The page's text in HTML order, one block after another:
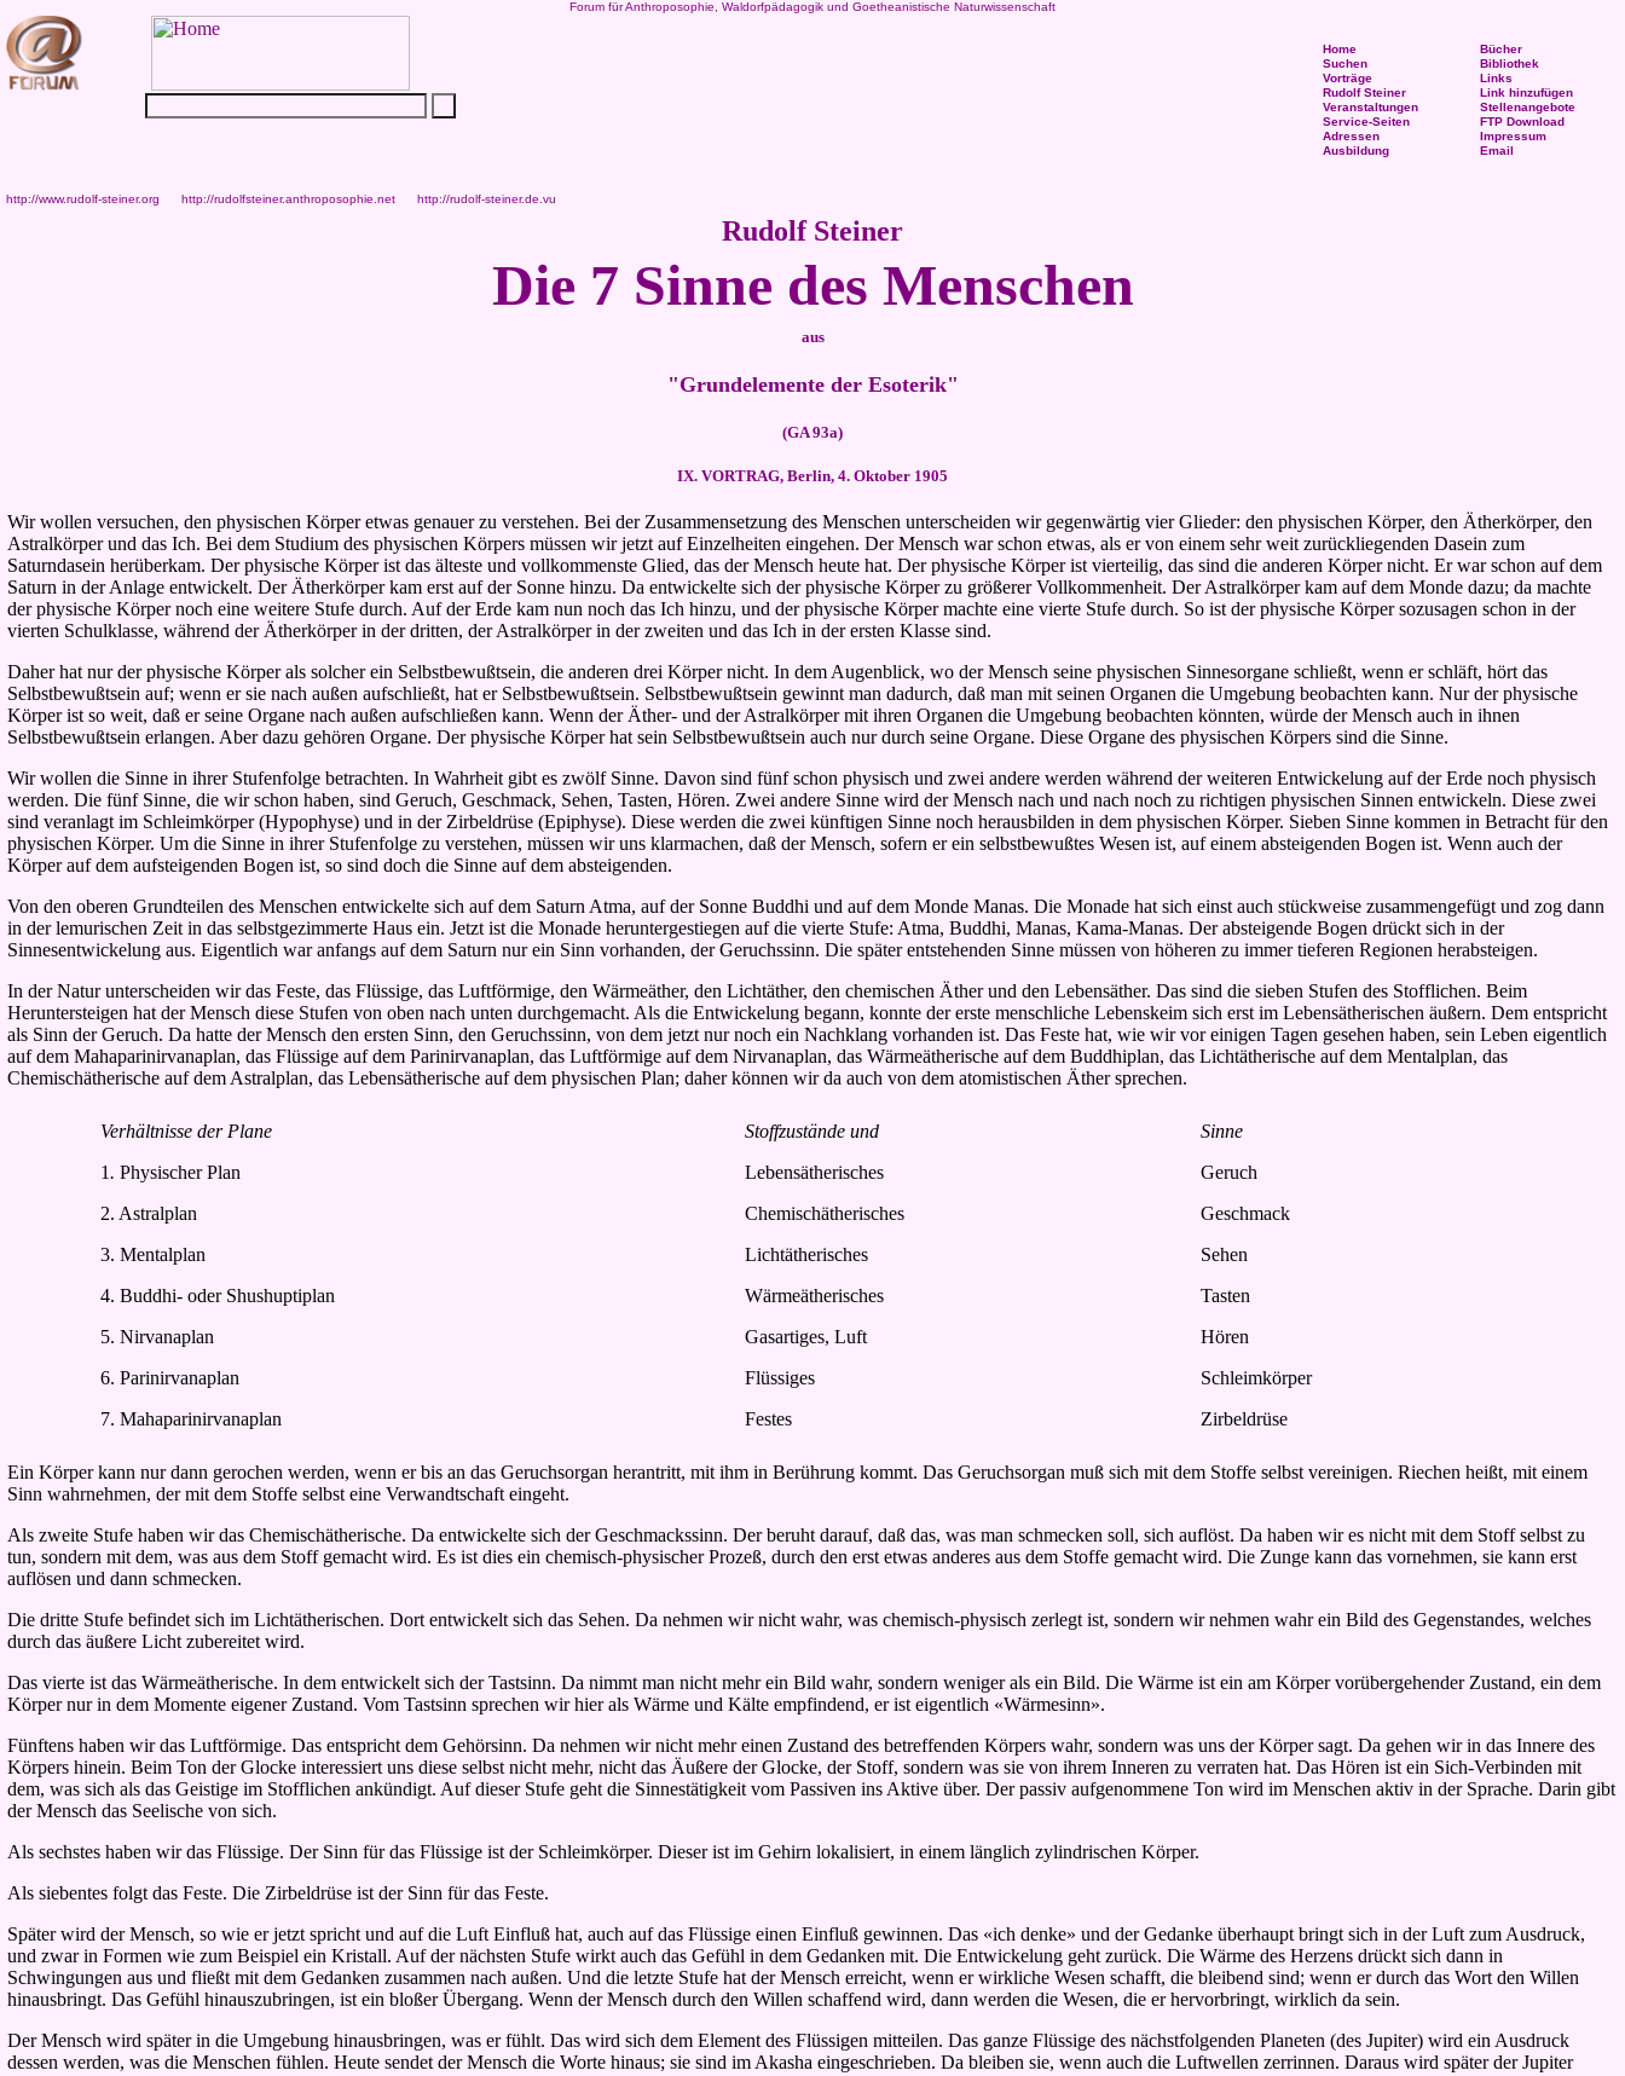
Forum für Anthroposophie, Waldorfpädagogik und Goetheanistische Naturwissenschaft
Home
Suchen
Vorträge
Rudolf Steiner
Veranstaltungen
Service-Seiten
Adressen
Ausbildung
Bücher
Bibliothek
Links
Link hinzufügen
Stellenangebote
FTP Download
Impressum
Email
http://www.rudolf-steiner.org http://rudolfsteiner.anthroposophie.net http://rudolf-steiner.de.vu
Rudolf Steiner
Die 7 Sinne des Menschen
aus
"Grundelemente der Esoterik"
(GA 93a)
IX. VORTRAG, Berlin, 4. Oktober 1905
Wir wollen versuchen, den physischen Körper etwas genauer zu verstehen. Bei der Zusammensetzung des Menschen unterscheiden wir gegenwärtig vier Glieder: den physischen Körper, den Ätherkörper, den
Astralkörper und das Ich. Bei dem Studium des physischen Körpers müssen wir jetzt auf Einzelheiten eingehen. Der Mensch war schon etwas, als er von einem sehr weit zurückliegenden Dasein zum
Saturndasein herüberkam. Der physische Körper ist das älteste und vollkommenste Glied, das der Mensch heute hat. Der physische Körper ist vierteilig, das sind die anderen Körper nicht. Er war schon auf dem
Saturn in der Anlage entwickelt. Der Ätherkörper kam erst auf der Sonne hinzu. Da entwickelte sich der physische Körper zu größerer Vollkommenheit. Der Astralkörper kam auf dem Monde dazu; da machte
der physische Körper noch eine weitere Stufe durch. Auf der Erde kam nun noch das Ich hinzu, und der physische Körper machte eine vierte Stufe durch. So ist der physische Körper sozusagen schon in der
vierten Schulklasse, während der Ätherkörper in der dritten, der Astralkörper in der zweiten und das Ich in der ersten Klasse sind.
Daher hat nur der physische Körper als solcher ein Selbstbewußtsein, die anderen drei Körper nicht. In dem Augenblick, wo der Mensch seine physischen Sinnesorgane schließt, wenn er schläft, hört das
Selbstbewußtsein auf; wenn er sie nach außen aufschließt, hat er Selbstbewußtsein. Selbstbewußtsein gewinnt man dadurch, daß man mit seinen Organen die Umgebung beobachten kann. Nur der physische
Körper ist so weit, daß er seine Organe nach außen aufschließen kann. Wenn der Äther- und der Astralkörper mit ihren Organen die Umgebung beobachten könnten, würde der Mensch auch in ihnen
Selbstbewußtsein erlangen. Aber dazu gehören Organe. Der physische Körper hat sein Selbstbewußtsein auch nur durch seine Organe. Diese Organe des physischen Körpers sind die Sinne.
Wir wollen die Sinne in ihrer Stufenfolge betrachten. In Wahrheit gibt es zwölf Sinne. Davon sind fünf schon physisch und zwei andere werden während der weiteren Entwickelung auf der Erde noch physisch
werden. Die fünf Sinne, die wir schon haben, sind Geruch, Geschmack, Sehen, Tasten, Hören. Zwei andere Sinne wird der Mensch nach und nach noch zu richtigen physischen Sinnen entwickeln. Diese zwei
sind veranlagt im Schleimkörper (Hypophyse) und in der Zirbeldrüse (Epiphyse). Diese werden die zwei künftigen Sinne noch herausbilden in dem physischen Körper. Sieben Sinne kommen in Betracht für den
physischen Körper. Um die Sinne in ihrer Stufenfolge zu verstehen, müssen wir uns klarmachen, daß der Mensch, sofern er ein selbstbewußtes Wesen ist, auf einem absteigenden Bogen ist. Wenn auch der
Körper auf dem aufsteigenden Bogen ist, so sind doch die Sinne auf dem absteigenden.
Von den oberen Grundteilen des Menschen entwickelte sich auf dem Saturn Atma, auf der Sonne Buddhi und auf dem Monde Manas. Die Monade hat sich einst auch stückweise zusammengefügt und zog dann
in der lemurischen Zeit in das selbstgezimmerte Haus ein. Jetzt ist die Monade heruntergestiegen auf die vierte Stufe: Atma, Buddhi, Manas, Kama-Manas. Der absteigende Bogen drückt sich in der
Sinnesentwickelung aus. Eigentlich war anfangs auf dem Saturn nur ein Sinn vorhanden, der Geruchssinn. Die später entstehenden Sinne müssen von höheren zu immer tieferen Regionen herabsteigen.
In der Natur unterscheiden wir das Feste, das Flüssige, das Luftförmige, den Wärmeäther, den Lichtäther, den chemischen Äther und den Lebensäther. Das sind die sieben Stufen des Stofflichen. Beim
Heruntersteigen hat der Mensch diese Stufen von oben nach unten durchgemacht. Als die Entwickelung begann, konnte der erste menschliche Lebenskeim sich erst im Lebensätherischen äußern. Dem entspricht
als Sinn der Geruch. Da hatte der Mensch den ersten Sinn, den Geruchssinn, von dem jetzt nur noch ein Nachklang vorhanden ist. Das Feste hat, wie wir vor einigen Tagen gesehen haben, sein Leben eigentlich
auf dem Mahaparinirvanaplan, das Flüssige auf dem Parinirvanaplan, das Luftförmige auf dem Nirvanaplan, das Wärmeätherische auf dem Buddhiplan, das Lichtätherische auf dem Mentalplan, das
Chemischätherische auf dem Astralplan, das Lebensätherische auf dem physischen Plan; daher können wir da auch von dem atomistischen Äther sprechen.
Verhältnisse der Plane
1. Physischer Plan
2. Astralplan
3. Mentalplan
4. Buddhi- oder Shushuptiplan
5. Nirvanaplan
6. Parinirvanaplan
7. Mahaparinirvanaplan
Stoffzustände und
Lebensätherisches
Chemischätherisches
Lichtätherisches
Wärmeätherisches
Gasartiges, Luft
Flüssiges
Festes
Sinne
Geruch
Geschmack
Sehen
Tasten
Hören
Schleimkörper
Zirbeldrüse
Ein Körper kann nur dann gerochen werden, wenn er bis an das Geruchsorgan herantritt, mit ihm in Berührung kommt. Das Geruchsorgan muß sich mit dem Stoffe selbst vereinigen. Riechen heißt, mit einem
Sinn wahrnehmen, der mit dem Stoffe selbst eine Verwandtschaft eingeht.
Als zweite Stufe haben wir das Chemischätherische. Da entwickelte sich der Geschmackssinn. Der beruht darauf, daß das, was man schmecken soll, sich auflöst. Da haben wir es nicht mit dem Stoff selbst zu
tun, sondern mit dem, was aus dem Stoff gemacht wird. Es ist dies ein chemisch-physischer Prozeß, durch den erst etwas anderes aus dem Stoffe gemacht wird. Die Zunge kann das vornehmen, sie kann erst
auflösen und dann schmecken.
Die dritte Stufe befindet sich im Lichtätherischen. Dort entwickelt sich das Sehen. Da nehmen wir nicht wahr, was chemisch-physisch zerlegt ist, sondern wir nehmen wahr ein Bild des Gegenstandes, welches
durch das äußere Licht zubereitet wird.
Das vierte ist das Wärmeätherische. In dem entwickelt sich der Tastsinn. Da nimmt man nicht mehr ein Bild wahr, sondern weniger als ein Bild. Die Wärme ist ein am Körper vorübergehender Zustand, ein dem
Körper nur in dem Momente eigener Zustand. Vom Tastsinn sprechen wir hier als Wärme und Kälte empfindend, er ist eigentlich «Wärmesinn».
Fünftens haben wir das Luftförmige. Das entspricht dem Gehörsinn. Da nehmen wir nicht mehr einen Zustand des betreffenden Körpers wahr, sondern was uns der Körper sagt. Da gehen wir in das Innere des
Körpers hinein. Beim Ton der Glocke interessiert uns diese selbst nicht mehr, nicht das Äußere der Glocke, der Stoff, sondern was sie von ihrem Inneren zu verraten hat. Das Hören ist ein Sich-Verbinden mit
dem, was sich als das Geistige im Stofflichen ankündigt. Auf dieser Stufe geht die Sinnestätigkeit vom Passiven ins Aktive über. Der passiv aufgenommene Ton wird im Menschen aktiv in der Sprache. Darin gibt
der Mensch das Seelische von sich.
Als sechstes haben wir das Flüssige. Der Sinn für das Flüssige ist der Schleimkörper. Dieser ist im Gehirn lokalisiert, in einem länglich zylindrischen Körper.
Als siebentes folgt das Feste. Die Zirbeldrüse ist der Sinn für das Feste.
Später wird der Mensch, so wie er jetzt spricht und auf die Luft Einfluß hat, auch auf das Flüssige einen Einfluß gewinnen. Das «ich denke» und der Gedanke überhaupt bringt sich in der Luft zum Ausdruck,
und zwar in Formen wie zum Beispiel ein Kristall. Auf der nächsten Stufe wirkt auch das Gefühl in dem Gedanken mit. Die Entwickelung geht zurück. Die Wärme des Herzens drückt sich dann in
Schwingungen aus und fließt mit dem Gedanken zusammen nach außen. Und die letzte Stufe hat der Mensch erreicht, wenn er wirkliche Wesen schafft, die bleibend sind; wenn er durch das Wort den Willen
hinausbringt. Das Gefühl hinauszubringen, ist ein bloßer Übergang. Wenn der Mensch durch den Willen schaffend wird, dann werden die Wesen, die er hervorbringt, wirklich da sein.
Der Mensch wird später in die Umgebung hinausbringen, was er fühlt. Das wird sich dem Element des Flüssigen mitteilen. Das ganze Flüssige des nächstfolgenden Planeten (des Jupiter) wird ein Ausdruck
dessen werden, was die Menschen fühlen. Heute sendet der Mensch die Worte hinaus; sie sind im Akasha eingeschrieben. Da bleiben sie, wenn auch die Luftwellen zerrinnen. Daraus wird später der Jupiter